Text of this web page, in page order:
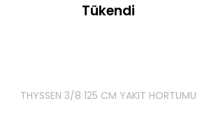
Tükendi
THYSSEN 3/8 125 CM YAKIT HORTUMU